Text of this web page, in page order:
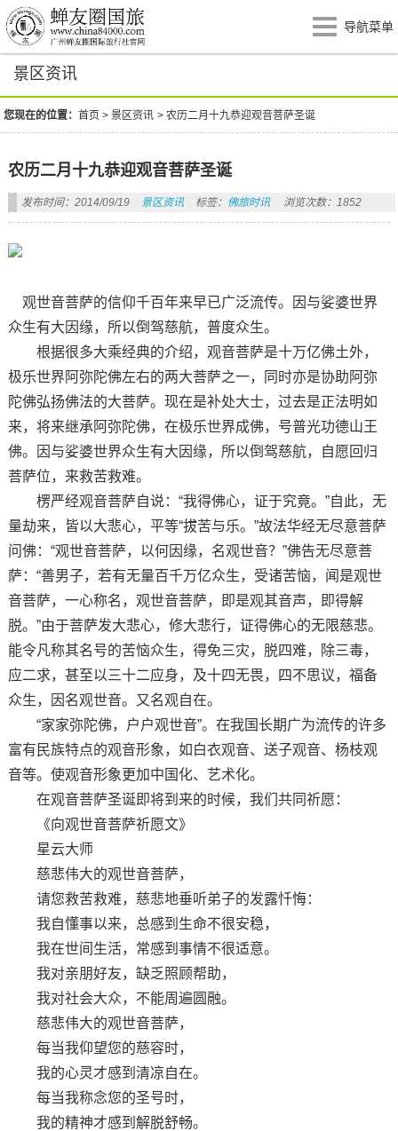
导航菜单
景区资讯
您现在的位置：首页 >景区资讯 >农历二月十九恭迎观音菩萨圣诞
农历二月十九恭迎观音菩萨圣诞
发布时间：2014/09/19 景区资讯 标签： 佛旅时讯 浏览次数：1852
观世音菩萨的信仰千百年来早已广泛流传。因与娑婆世界
众生有大因缘，所以倒驾慈航，普度众生。
根据很多大乘经典的介绍，观音菩萨是十万亿佛土外，
极乐世界阿弥陀佛左右的两大菩萨之一，同时亦是协助阿弥
陀佛弘扬佛法的大菩萨。现在是补处大士，过去是正法明如
来，将来继承阿弥陀佛，在极乐世界成佛，号普光功德山王
佛。因与娑婆世界众生有大因缘，所以倒驾慈航，自愿回归
菩萨位，来救苦救难。
楞严经观音菩萨自说：“我得佛心，证于究竟。”自此，无
量劫来，皆以大悲心，平等“拔苦与乐。”故法华经无尽意菩萨
问佛：“观世音菩萨，以何因缘，名观世音？”佛告无尽意菩
萨：“善男子，若有无量百千万亿众生，受诸苦恼，闻是观世
音菩萨，一心称名，观世音菩萨，即是观其音声，即得解
脱。”由于菩萨发大悲心，修大悲行，证得佛心的无限慈悲。
能令凡称其名号的苦恼众生，得免三灾，脱四难，除三毒，
应二求，甚至以三十二应身，及十四无畏，四不思议，福备
众生，因名观世音。又名观自在。
“家家弥陀佛，户户观世音”。在我国长期广为流传的许多
富有民族特点的观音形象，如白衣观音、送子观音、杨枝观
音等。使观音形象更加中国化、艺术化。
在观音菩萨圣诞即将到来的时候，我们共同祈愿：
《向观世音菩萨祈愿文》
星云大师
慈悲伟大的观世音菩萨，
请您救苦救难，慈悲地垂听弟子的发露忏悔：
我自懂事以来，总感到生命不很安稳，
我在世间生活，常感到事情不很适意。
我对亲朋好友，缺乏照顾帮助，
我对社会大众，不能周遍圆融。
慈悲伟大的观世音菩萨，
每当我仰望您的慈容时，
我的心灵才感到清凉自在。
每当我称念您的圣号时，
我的精神才感到解脱舒畅。